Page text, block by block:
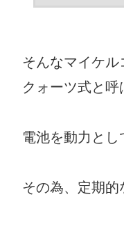
そんなマイケ
クォーツ式と呼
電池を動力とし
その為、定期的